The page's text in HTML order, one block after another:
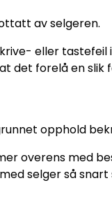
av selgeren.
eller
det forelå en slik
opphold
med
selger så snart